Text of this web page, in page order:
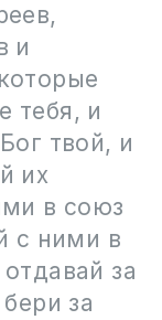
и
тебя, и
твой, и
их
в союз
с ними в
за
за